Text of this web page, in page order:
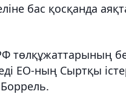
бас қосқанда
төлқұжаттарының
ЕО-ның Сыртқы істер